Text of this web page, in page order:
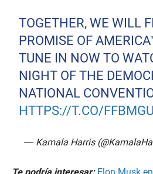
TOGETHER, WE WILL
PROMISE OF
TUNE IN NOW TO
NIGHT OF THE
NATIONAL
HTTPS://T.CO/
— Kamala Harris
Te podría interesar: Elon Musk